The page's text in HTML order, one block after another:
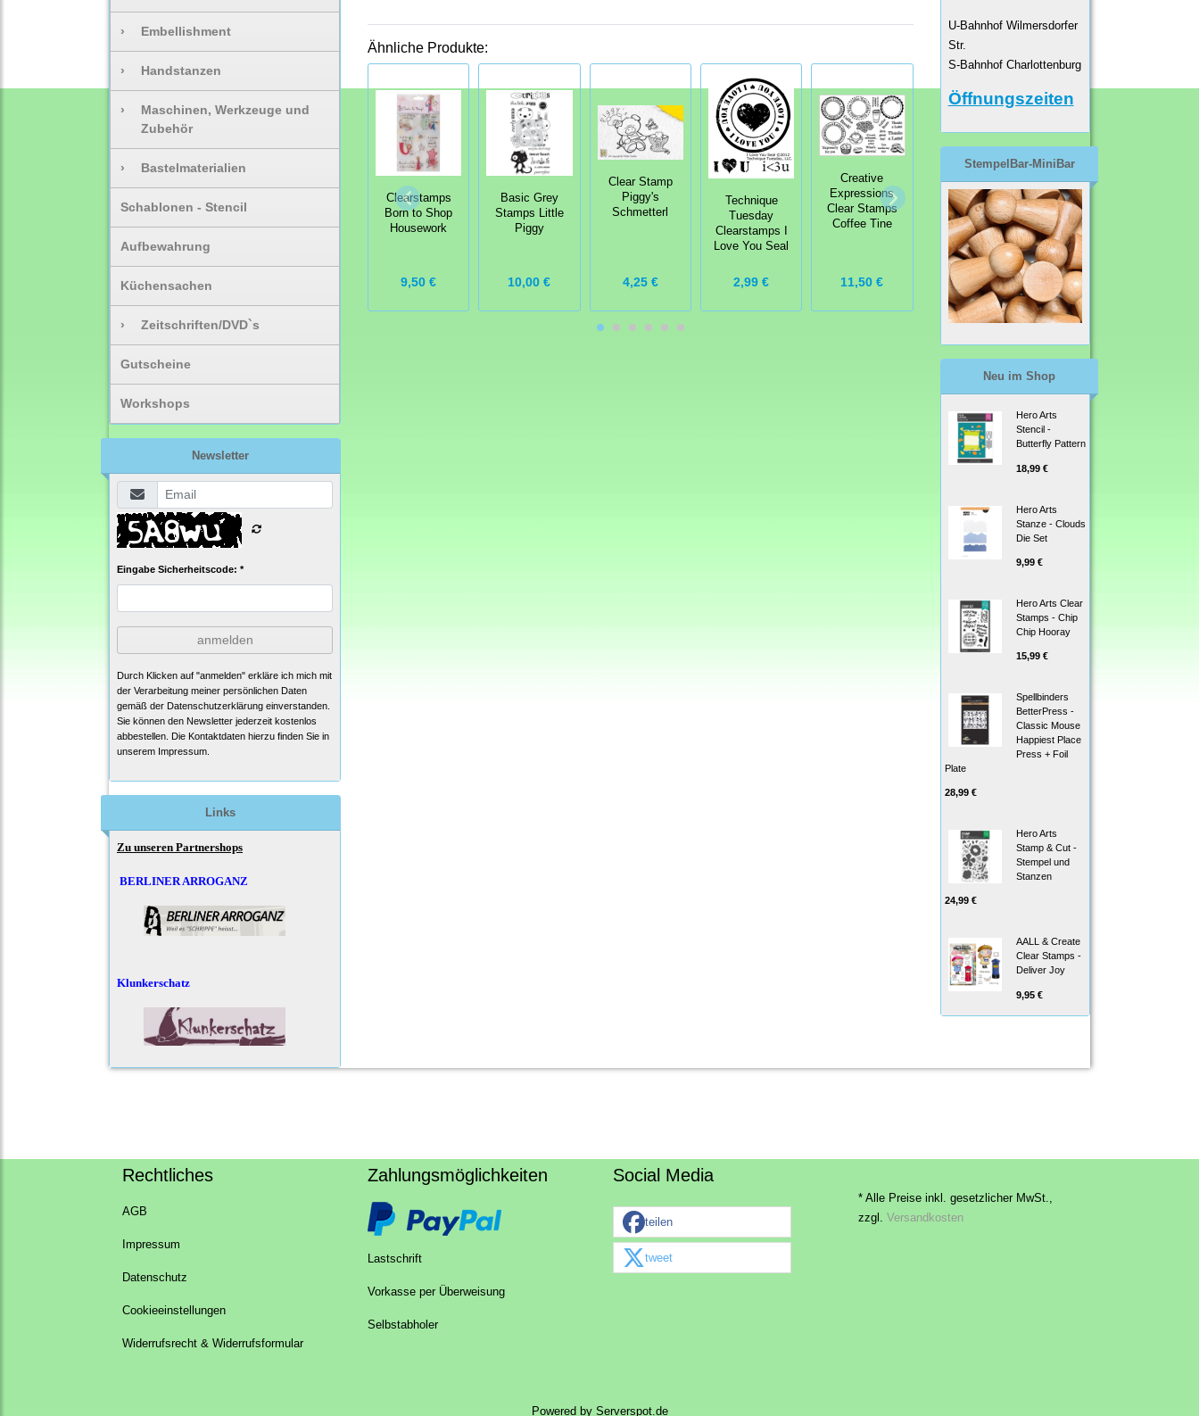
› Embellishment
› Handstanzen
›
Maschinen, Werkzeuge und
Zubehör
› Bastelmaterialien
Schablonen - Stencil
Aufbewahrung
Küchensachen
› Zeitschriften/DVD`s
Gutscheine
Workshops
Newsletter
Eingabe Sicherheitscode: *
anmelden
Durch Klicken auf "anmelden" erkläre ich mich mit
der Verarbeitung meiner persönlichen Daten
gemäß der Datenschutzerklärung einverstanden.
Sie können den Newsletter jederzeit kostenlos
abbestellen. Die Kontaktdaten hierzu finden Sie in
unserem Impressum.
Links
Zu unseren Partnershops
BERLINER ARROGANZ
Klunkerschatz
Ähnliche Produkte:
Clearstamps
Born to Shop
Housework
9,50 €
Basic Grey
Stamps Little
Piggy
10,00 €
Clear Stamp
Piggy's
Schmetterl
4,25 €
Technique
Tuesday
Clearstamps I
Love You Seal
2,99 €
Creative
Expressions
Clear Stamps
Coffee Tine
11,50 €
Stamp
Fortlaufender
Stempel Paisley
4,95 €
Tattered Angels
Screen Prints
Notes from the
Garden
17,95 €12,57 €
U-Bahnhof Wilmersdorfer
Str.
S-Bahnhof Charlottenburg
Öffnungszeiten
StempelBar-MiniBar
Neu im Shop
Hero Arts
Stencil -
Butterfly Pattern
18,99 €
Hero Arts
Stanze - Clouds
Die Set
9,99 €
Hero Arts Clear
Stamps - Chip
Chip Hooray
15,99 €
Spellbinders
BetterPress -
Classic Mouse
Happiest Place
Press + Foil
Plate
28,99 €
Hero Arts
Stamp & Cut -
Stempel und
Stanzen
24,99 €
AALL & Create
Clear Stamps -
Deliver Joy
9,95 €
Rechtliches
AGB
Impressum
Datenschutz
Cookieeinstellungen
Widerrufsrecht & Widerrufsformular
Zahlungsmöglichkeiten
Lastschrift
Vorkasse per Überweisung
Selbstabholer
Social Media
teilen
tweet
* Alle Preise inkl. gesetzlicher MwSt.,
zzgl. Versandkosten
Powered by Serverspot.de